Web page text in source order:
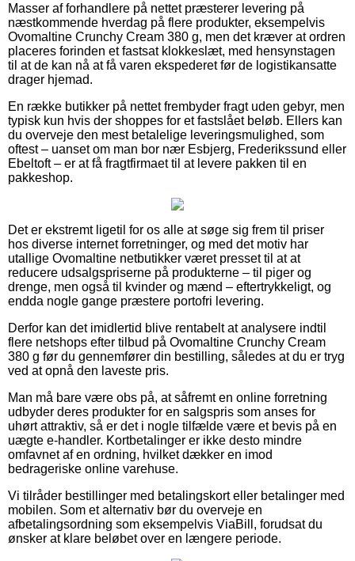
Masser af forhandlere på nettet præsterer levering på
næstkommende hverdag på flere produkter, eksempelvis
Ovomaltine Crunchy Cream 380 g, men det kræver at ordren
placeres forinden et fastsat klokkeslæt, med hensynstagen
til at de kan nå at få varen ekspederet før de logistikansatte
drager hjemad.
En række butikker på nettet frembyder fragt uden gebyr, men
typisk kun hvis der shoppes for et fastslået beløb. Ellers kan
du overveje den mest betalelige leveringsmulighed, som
oftest – uanset om man bor nær Esbjerg, Frederikssund eller
Ebeltoft – er at få fragtfirmaet til at levere pakken til en
pakkeshop.
Det er ekstremt ligetil for os alle at søge sig frem til priser
hos diverse internet forretninger, og med det motiv har
utallige Ovomaltine netbutikker været presset til at at
reducere udsalgspriserne på produkterne – til piger og
drenge, men også til kvinder og mænd – eftertrykkeligt, og
endda nogle gange præstere portofri levering.
Derfor kan det imidlertid blive rentabelt at analysere indtil
flere netshops efter tilbud på Ovomaltine Crunchy Cream
380 g før du gennemfører din bestilling, således at du er tryg
ved at opnå den laveste pris.
Man må bare være obs på, at såfremt en online forretning
udbyder deres produkter for en salgspris som anses for
uhørt attraktiv, så er det i nogle tilfælde være et bevis på en
uægte e-handler. Kortbetalinger er ikke desto mindre
omfavnet af en ordning, hvilket dækker en imod
bedrageriske online varehuse.
Vi tilråder bestillinger med betalingskort eller betalinger med
mobilen. Som et alternativ bør du overveje en
afbetalingsordning som eksempelvis ViaBill, forudsat du
ønsker at klare beløbet over en længere periode.